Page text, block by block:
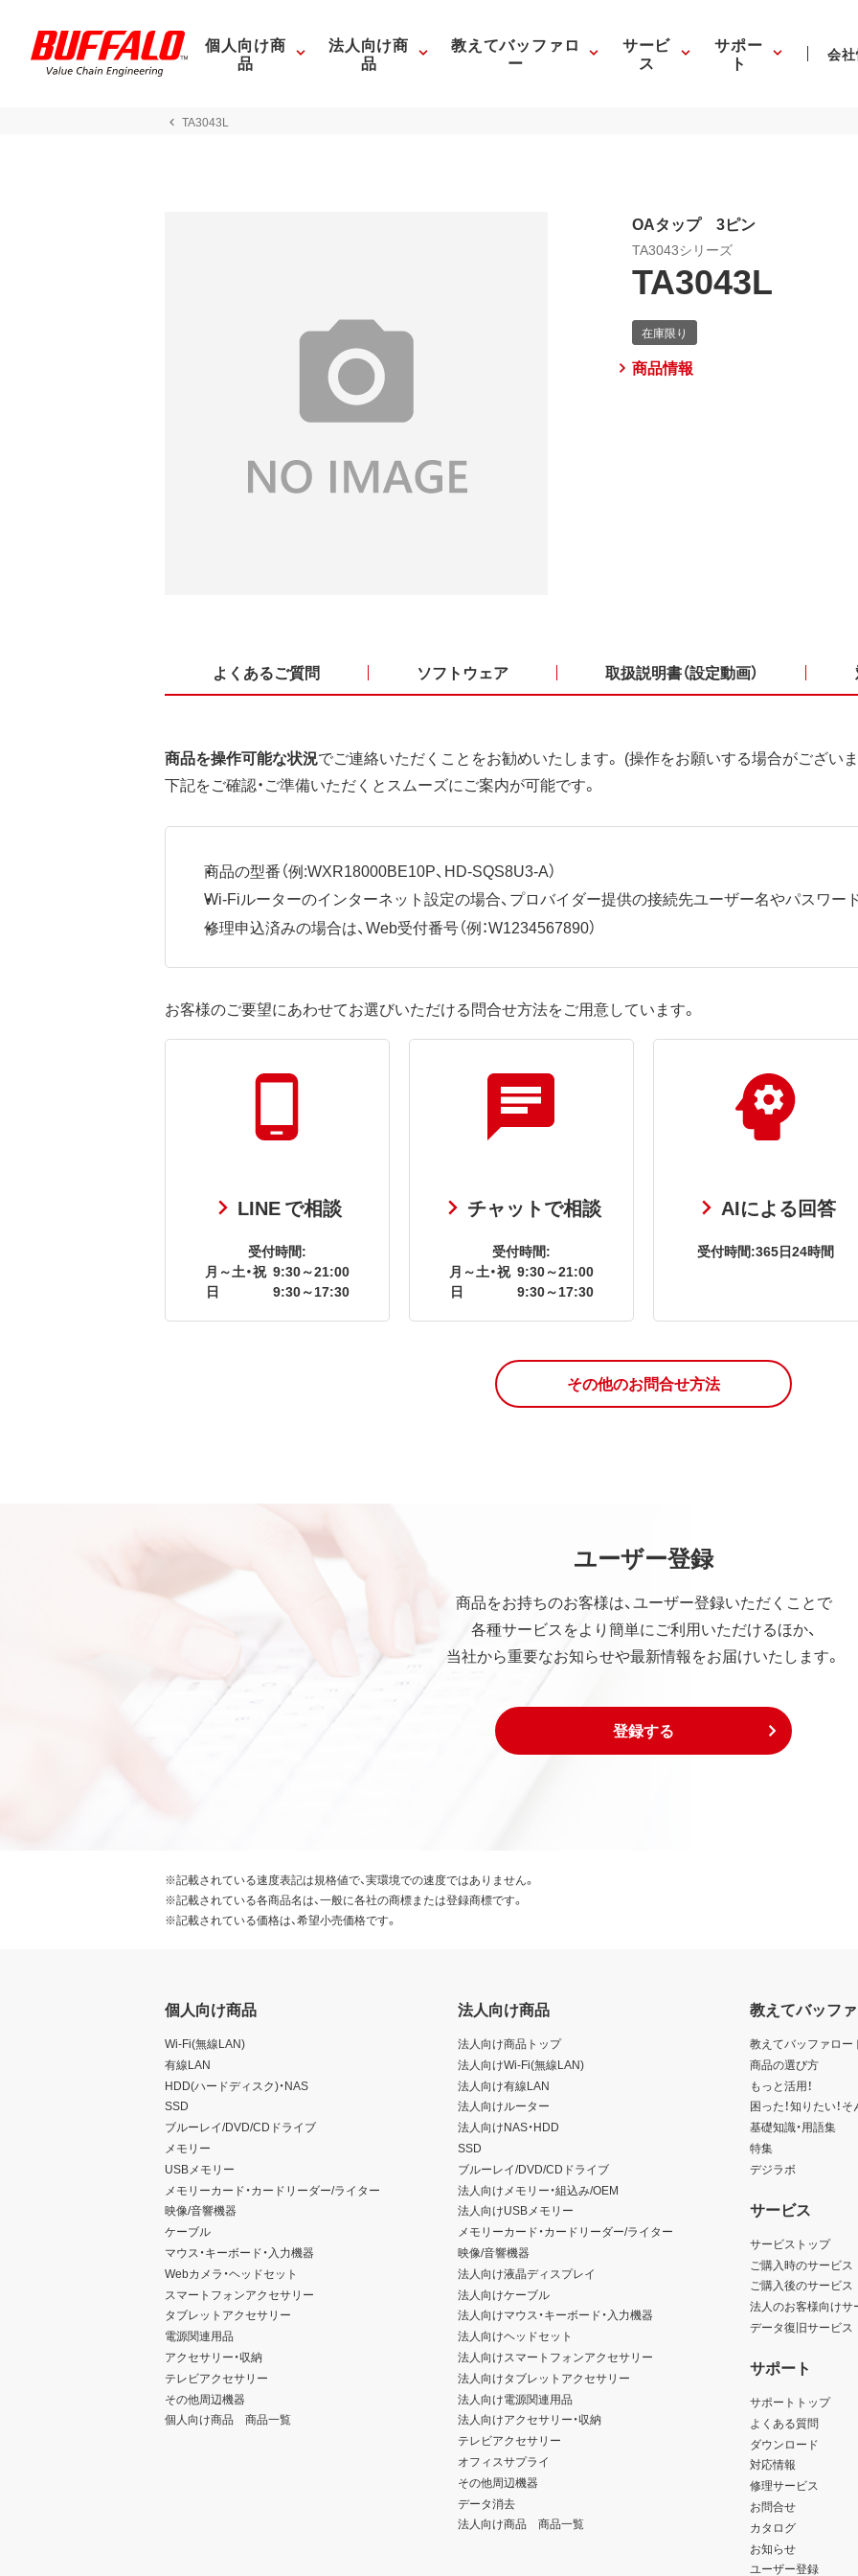
個人向け商
品
法人向け商
品
教えてバッファロ
ー
サービ
ス
サポー
ト 会
TA3043L
OAタップ 3ピン
TA3043シリーズ
TA3043L
商品情報
よくあるご質問 ソフトウェア 取扱説明書（設定動画）
商品を操作可能な状況でご連絡いただくことをお勧めいたします。 (操作をお願いする場合がござい
下記をご確認・ご準備いただくとスムーズにご案内が可能です。
商品の型番（例:WXR18000BE10P、HD-SQS8U3-A）
Wi-Fiルーターのインターネット設定の場合、プロバイダー提供の接続先ユーザー名やパスワー
修理申込済みの場合は、Web受付番号（例：W1234567890）
お客様のご要望にあわせてお選びいただける問合せ方法をご用意しています。
LINE で相談
受付時間:
月～土・祝 9:30～21:00
日
9:30～17:30
チャットで相談
受付時間:
月～土・祝 9:30～21:00
日
9:30～17:30
AIによる回答
受付時間:365日24時間
その他のお問合せ方法
ユーザー登録
商品をお持ちのお客様は、ユーザー登録いただくことで
各種サービスをより簡単にご利用いただけるほか、
当社から重要なお知らせや最新情報をお届けいたします。
登録する
※記載されている速度表記は規格値で、実環境での速度ではありません。
※記載されている各商品名は、一般に各社の商標または登録商標です。
※記載されている価格は、希望小売価格です。
個人向け商品
Wi-Fi(無線LAN)
有線LAN
HDD(ハードディスク)・NAS
SSD
ブルーレイ/DVD/CDドライブ
メモリー
USBメモリー
メモリーカード・カードリーダー/ライター
映像/音響機器
ケーブル
マウス・キーボード・入力機器
Webカメラ・ヘッドセット
スマートフォンアクセサリー
タブレットアクセサリー
電源関連用品
アクセサリー・収納
テレビアクセサリー
その他周辺機器
個人向け商品 商品一覧
法人向け商品
法人向け商品トップ
法人向けWi-Fi(無線LAN)
法人向け有線LAN
法人向けルーター
法人向けNAS・HDD
SSD
ブルーレイ/DVD/CDドライブ
法人向けメモリー・組込み/OEM
法人向けUSBメモリー
メモリーカード・カードリーダー/ライター
映像/音響機器
法人向け液晶ディスプレイ
法人向けケーブル
法人向けマウス・キーボード・入力機器
法人向けヘッドセット
法人向けスマートフォンアクセサリー
法人向けタブレットアクセサリー
法人向け電源関連用品
法人向けアクセサリー・収納
テレビアクセサリー
オフィスサプライ
その他周辺機器
データ消去
法人向け商品 商品一覧
教えてバッフ
教えてバッファロー
商品の選び方
もっと活用！
困った！知りたい！
基礎知識・用語集
特集
デジラボ
サービス
サービストップ
ご購入時のサービス
ご購入後のサービス
法人のお客様向けサ
データ復旧サービス
サポート
サポートトップ
よくある質問
ダウンロード
対応情報
修理サービス
お問合せ
カタログ
お知らせ
ユーザー登録